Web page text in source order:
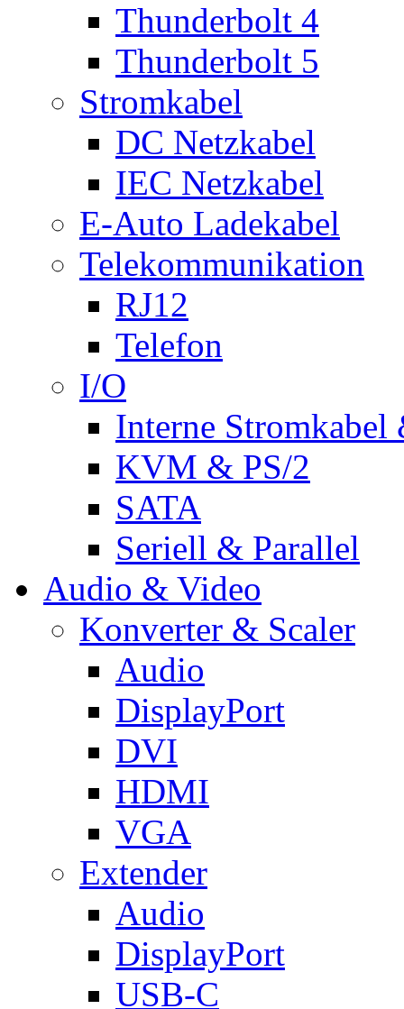
Thunderbolt 4
Thunderbolt 5
Stromkabel
DC Netzkabel
IEC Netzkabel
E-Auto Ladekabel
Telekommunikation
RJ12
Telefon
I/O
Interne Stromkabel
KVM & PS/2
SATA
Seriell & Parallel
Audio & Video
Konverter & Scaler
Audio
DisplayPort
DVI
HDMI
VGA
Extender
Audio
DisplayPort
USB-C